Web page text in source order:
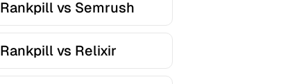
Rankpill vs Semrush
Rankpill vs Relixir